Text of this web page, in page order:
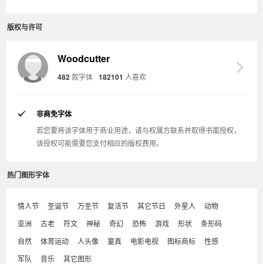
版权与许可
Woodcutter
482款字体 182101 人喜欢
非商免字体
若您要将该字体用于商业用途，请与权属方联系并取得书面授权，
该授权可能需要您支付相应的版权费用。
热门图形字体
情人节 圣诞节 万圣节 复活节 其它节日 外星人
动物
亚洲
古老 符文 神秘 奇幻 恐怖 游戏 形状
条形码
自然
体育运动 人头像 童真 电影电视 图标商标
性感
军队
音乐 其它图形